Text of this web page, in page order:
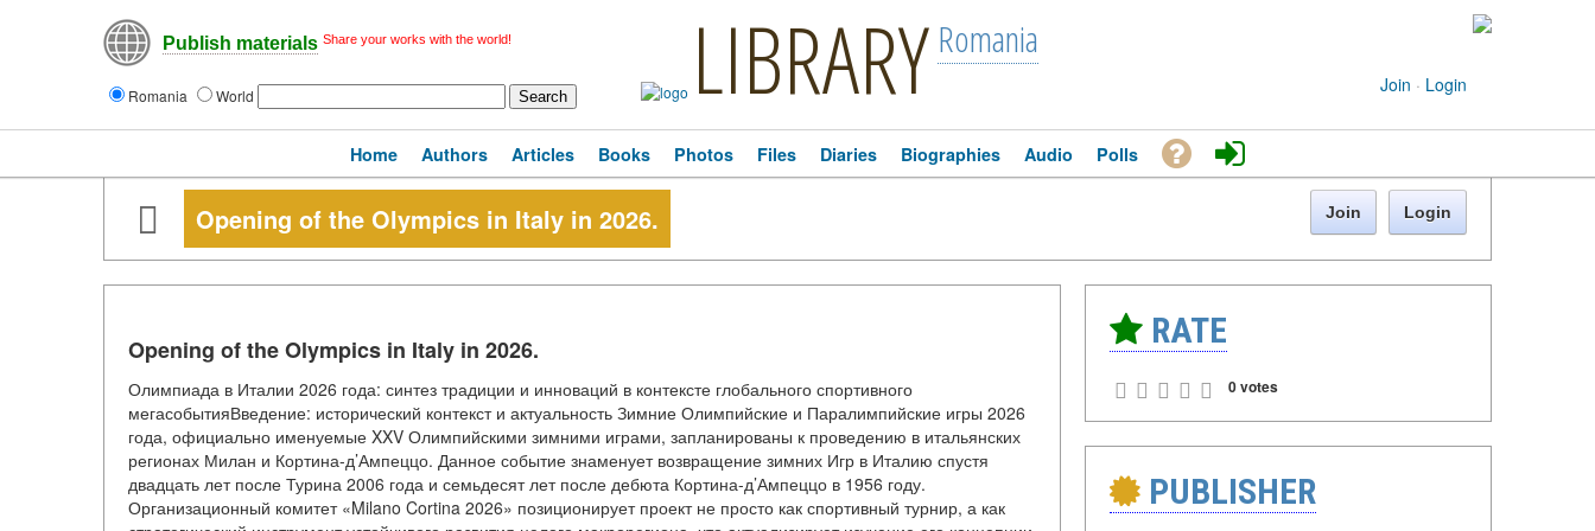
Publish materials Share your works with the world!
Romania World LIBRARY Romania
Join · Login
Home Authors Articles Books Photos Files Diaries Biographies Audio Polls
Opening of the Olympics in Italy in 2026. Join Login
Opening of the Olympics in Italy in 2026.
Олимпиада в Италии 2026 года: синтез традиции и инноваций в контексте глобального спортивного
мегасобытияВведение: исторический контекст и актуальность Зимние Олимпийские и Паралимпийские игры 2026
года, официально именуемые XXV Олимпийскими зимними играми, запланированы к проведению в итальянских
регионах Милан и Кортина-д’Ампеццо. Данное событие знаменует возвращение зимних Игр в Италию спустя
двадцать лет после Турина 2006 года и семьдесят лет после дебюта Кортина-д’Ампеццо в 1956 году.
Организационный комитет «Milano Cortina 2026» позиционирует проект не просто как спортивный турнир, а как
RATE
0 votes
PUBLISHER